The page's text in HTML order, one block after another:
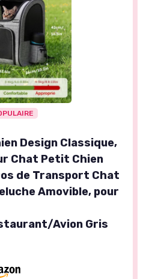
Design Classique,
Chat Petit Chien
de Transport Chat
Amovible, pour
Avion Gris